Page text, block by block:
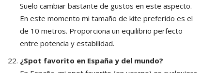
Suelo cambiar bastante de gustos en este aspecto.
En este momento mi tamaño de kite preferido es el
de 10 metros. Proporciona un equilibrio perfecto
entre potencia y estabilidad.
¿Spot favorito en España y del mundo?